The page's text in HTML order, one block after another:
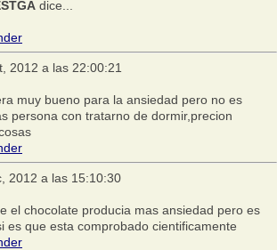
dice...
2012 a las 22:00:21
muy bueno para la ansiedad pero no es
persona con tratarno de dormir,precion
2012 a las 15:10:30
el chocolate producia mas ansiedad pero es
es que esta comprobado cientificamente